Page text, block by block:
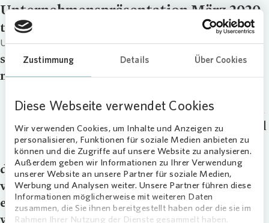
Zustimmung Details Über Cookies
Diese Webseite verwendet Cookies
Wir verwenden Cookies, um Inhalte und Anzeigen zu
personalisieren, Funktionen für soziale Medien anbieten zu
können und die Zugriffe auf unsere Website zu analysieren.
Außerdem geben wir Informationen zu Ihrer Verwendung
unserer Website an unsere Partner für soziale Medien,
Werbung und Analysen weiter. Unsere Partner führen diese
Informationen möglicherweise mit weiteren Daten
zusammen, die Sie ihnen bereitgestellt haben oder die sie im
Rahmen Ihrer Nutzung der Dienste gesammelt haben.
Unternehmenspräsentation März 2020
title
Unternehmenspräsentation März 2020
signup
master_download
05.03.2020 | Full Year Roadshow Morgan
Stanley, London (Virtual Roadshow) Full
Year Roadshow Bank of America,...
downloads
video
external_link
webcast